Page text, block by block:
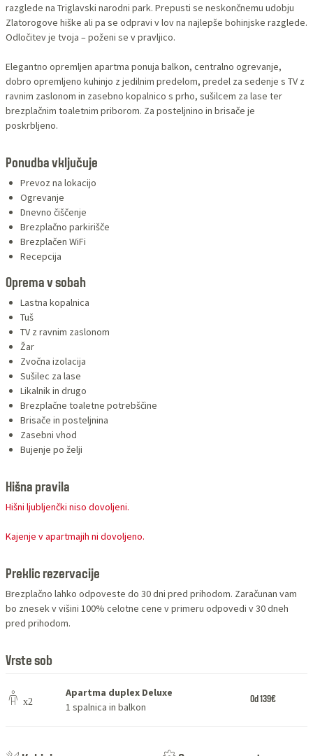
razglede na Triglavski narodni park. Prepusti se neskončnemu udobju
Zlatorogove hiške ali pa se odpravi v lov na najlepše bohinjske razglede.
Odločitev je tvoja – poženi se v pravljico.
Elegantno opremljen apartma ponuja balkon, centralno ogrevanje,
dobro opremljeno kuhinjo z jedilnim predelom, predel za sedenje s TV z
ravnim zaslonom in zasebno kopalnico s prho, sušilcem za lase ter
brezplačnim toaletnim priborom. Za posteljnino in brisače je
poskrbljeno.
Ponudba vključuje
Prevoz na lokacijo
Ogrevanje
Dnevno čiščenje
Brezplačno parkirišče
Brezplačen WiFi
Recepcija
Oprema v sobah
Lastna kopalnica
Tuš
TV z ravnim zaslonom
Žar
Zvočna izolacija
Sušilec za lase
Likalnik in drugo
Brezplačne toaletne potrebščine
Brisače in posteljnina
Zasebni vhod
Bujenje po želji
Hišna pravila
Hišni ljubljenčki niso dovoljeni.
Kajenje v apartmajih ni dovoljeno.
Preklic rezervacije
Brezplačno lahko odpoveste do 30 dni pred prihodom. Zaračunan vam
bo znesek v višini 100% celotne cene v primeru odpovedi v 30 dneh
pred prihodom.
Vrste sob
Apartma duplex Deluxe
1 spalnica in balkon
Od 139€